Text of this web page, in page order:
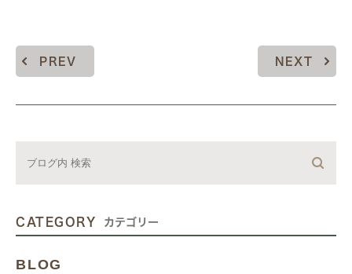
PREV NEXT
CATEGORY カテゴリー
BLOG